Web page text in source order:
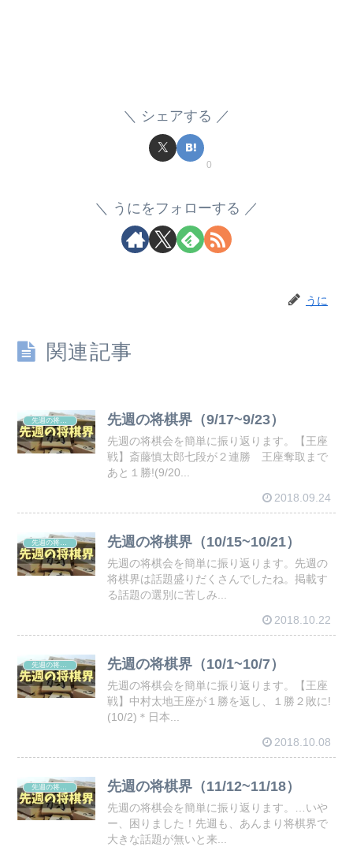
シェアする
0
うにをフォローする
うに
関連記事
先週の将棋界（9/17~9/23）
先週の将棋会を簡単に振り返ります。【王座
戦】斎藤慎太郎七段が２連勝 王座奪取まで
あと１勝!(9/20...
2018.09.24
先週の将棋界（10/15~10/21）
先週の将棋会を簡単に振り返ります。先週の
将棋界は話題盛りだくさんでしたね。掲載す
る話題の選別に苦しみ...
2018.10.22
先週の将棋界（10/1~10/7）
先週の将棋会を簡単に振り返ります。【王座
戦】中村太地王座が１勝を返し、１勝２敗に!
(10/2)＊日本...
2018.10.08
先週の将棋界（11/12~11/18）
先週の将棋会を簡単に振り返ります。…いや
ー、困りました！先週も、あんまり将棋界で
大きな話題が無いと来...